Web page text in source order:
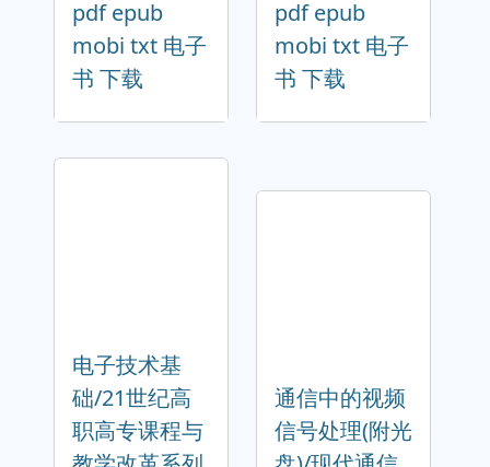
pdf epub
mobi txt 电子
书 下载
pdf epub
mobi txt 电子
书 下载
电子技术基
础/21世纪高
职高专课程与
通信中的视频
信号处理(附光